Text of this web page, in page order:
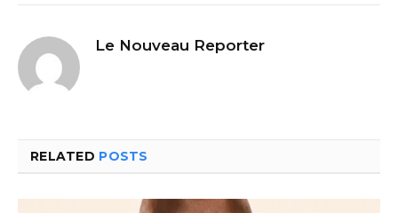
Le Nouveau Reporter
RELATED POSTS